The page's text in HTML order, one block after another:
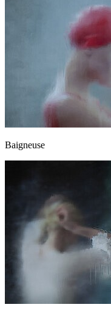
Baigneuse